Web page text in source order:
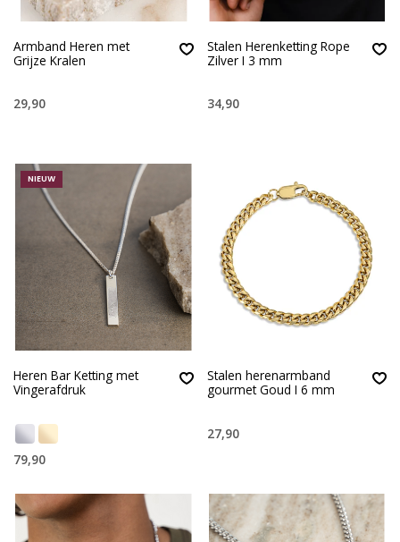
Armband Heren met
Grijze Kralen
29,90
Stalen Herenketting Rope
Zilver I 3 mm
34,90
NIEUW
Heren Bar Ketting met
Vingerafdruk
79,90
Stalen herenarmband
gourmet Goud I 6 mm
27,90